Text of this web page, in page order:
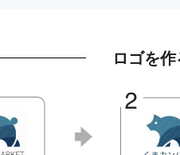
ロゴを